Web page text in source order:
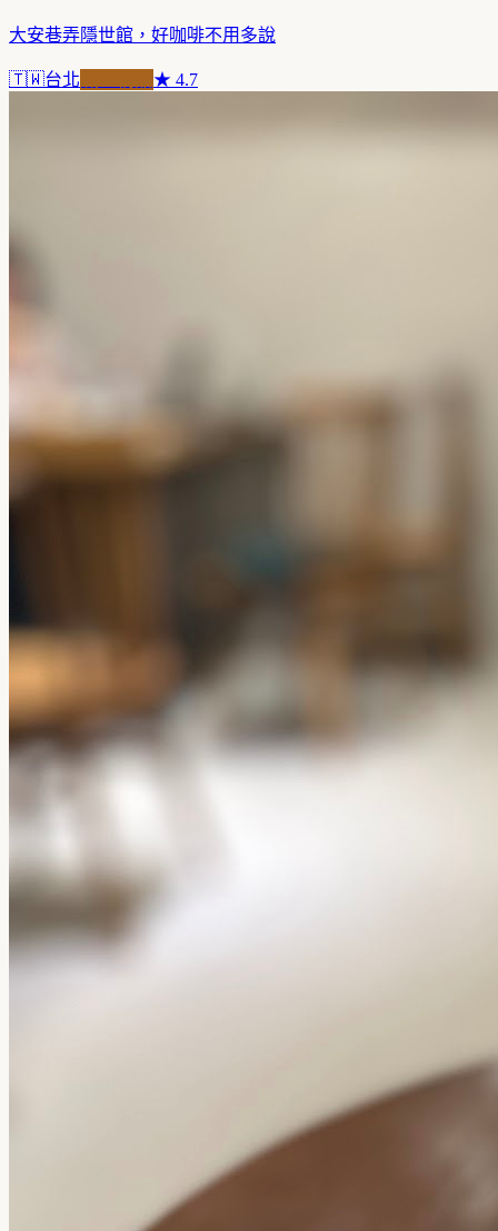
大安巷弄隱世館，好咖啡不用多說
🇹🇼台北 ★ 4.7